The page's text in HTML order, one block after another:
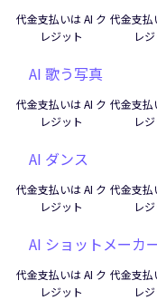
代金支払いは AI ク
レジット
代金支払
レ
AI 歌う写真
代金支払いは AI ク
レジット
代金支払
レ
AI ダンス
代金支払いは AI ク
レジット
代金支払
レ
AI ショットメーカ
代金支払いは AI ク
レジット
代金支払
レ